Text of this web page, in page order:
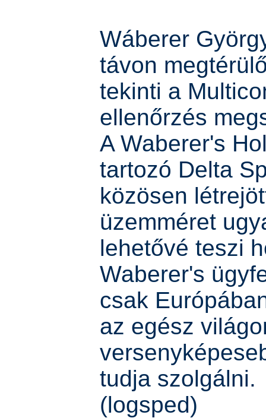
Wáberer
távon
tekinti a
ellenőrzés
A Waberer's
tartozó Delta
közösen
üzemméret
lehetővé teszi
Waberer's
csak
az egész
tudja szolgálni.
(logsped)